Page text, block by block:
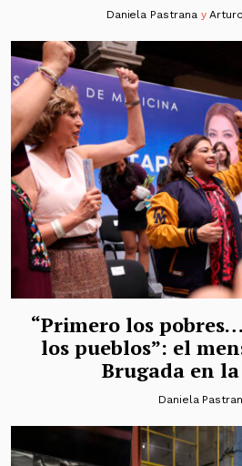
Daniela Pastranay
“Primero los
los pueblos”: el
Brugada en
Daniela